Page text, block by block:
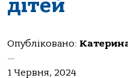
дітей
Опубліковано:
—
1 Червня, 2024